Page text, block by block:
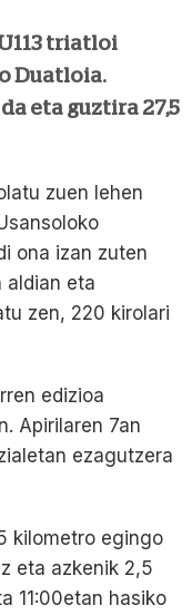
triatloi
Duatloia.
eta guztira 27,5
zuen lehen
ona izan zuten
aldian eta
zen, 220 kirolari
edizioa
Apirilaren 7an
ezagutzera
kilometro egingo
eta azkenik 2,5
11:00etan hasiko